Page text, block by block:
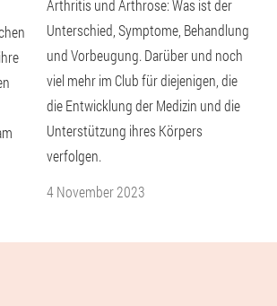
Arthritis und Arthrose: Was ist der
Unterschied, Symptome, Behandlung
und Vorbeugung. Darüber und noch
viel mehr im Club für diejenigen, die
die Entwicklung der Medizin und die
Unterstützung ihres Körpers
verfolgen.
4 November 2023